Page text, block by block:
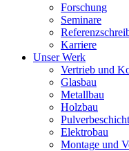
Forschung
Seminare
Karriere
Unser Werk
Vertrieb und
Glasbau
Metallbau
Holzbau
Elektrobau
Montage und